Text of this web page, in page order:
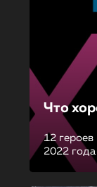
Что
12
2022 года